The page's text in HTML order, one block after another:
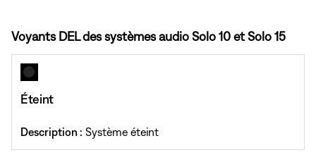
Voyants DEL des systèmes audio Solo 10 et Solo 15
Éteint
Description : Système éteint